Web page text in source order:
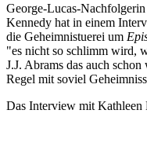
George-Lucas-
Kennedy hat in einem
die Geheimnistuerei um
"es nicht so schlimm wird,
J.J. Abrams das auch
Regel mit soviel
Das Interview mit Kathleen